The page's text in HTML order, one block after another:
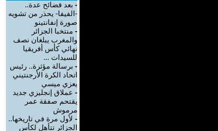
- بعد فضائح عدة..
-الفيفا- يحذر من تشويه
صورة إنفانتينو
- منتخبا الجزائر
والمغرب يبلغان نصف
نهائي كأس أفريقيا
للسيدات ...
- برسالة مؤثرة.. رئيس
اتحاد الكرة الأرجنتيني
يعزي ميسي
- عملاق إنجليزي جديد
يقتحم صفقة عمر
مرموش
- لأول مرة في تاريخها..
الجزائر تتأهل لكأس